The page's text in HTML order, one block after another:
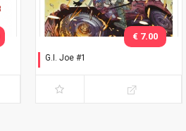
G.I. Joe #1
€ 7.00